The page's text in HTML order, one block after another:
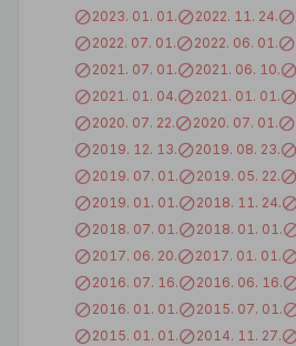
2023. 01. 01.
2022. 11. 24.
2022. 07. 01.
2022. 06. 01.
2021. 07. 01.
2021. 06. 10.
2021. 01. 04.
2021. 01. 01.
2020. 07. 22.
2020. 07. 01.
2019. 12. 13.
2019. 08. 23.
2019. 07. 01.
2019. 05. 22.
2019. 01. 01.
2018. 11. 24.
2018. 07. 01.
2018. 01. 01.
2017. 06. 20.
2017. 01. 01.
2016. 07. 16.
2016. 06. 16.
2016. 01. 01.
2015. 07. 01.
2015. 01. 01.
2014. 11. 27.